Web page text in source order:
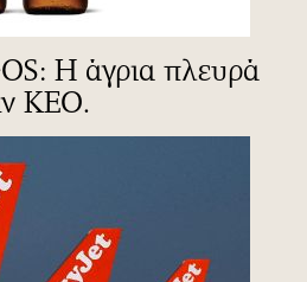
Η άγρια πλευρά
ΚΕΟ.